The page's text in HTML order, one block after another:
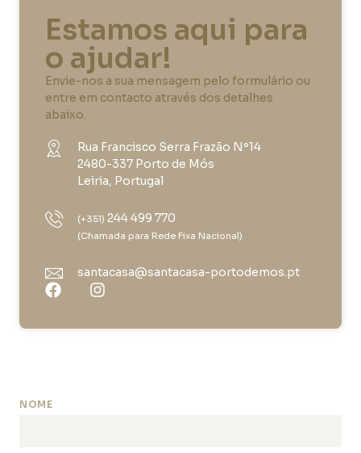
Estamos aqui para
o ajudar!
Envie-nos a sua mensagem pelo formulário ou
entre em contacto através dos detalhes
abaixo.
Rua Francisco Serra Frazão Nº14
2480-337 Porto de Mós
Leiria, Portugal
(+351) 244 499 770
(Chamada para Rede Fixa Nacional)
santacasa@santacasa-portodemos.pt
NOME